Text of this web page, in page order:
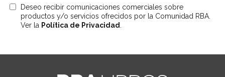
Deseo recibir comunicaciones comerciales sobre
productos y/o servicios ofrecidos por la Comunidad RBA.
Ver la Política de Privacidad